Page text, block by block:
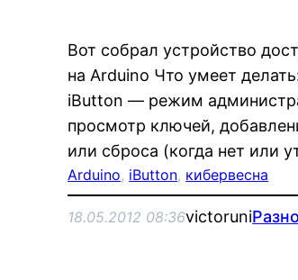
Вот собрал устройство
на Arduino Что умеет
iButton — режим
просмотр ключей,
или сброса (когда нет или
Arduino, iButton, кибервесна
18.05.2012 08:36victoruni